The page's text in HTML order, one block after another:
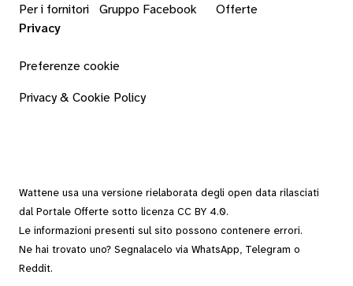
Per i fornitori Gruppo Facebook
Offerte
Privacy
Preferenze cookie
Privacy & Cookie Policy
Wattene usa una versione rielaborata degli open data rilasciati
dal Portale Offerte sotto licenza CC BY 4.0.
Le informazioni presenti sul sito possono contenere errori.
Ne hai trovato uno? Segnalacelo via WhatsApp, Telegram o
Reddit.